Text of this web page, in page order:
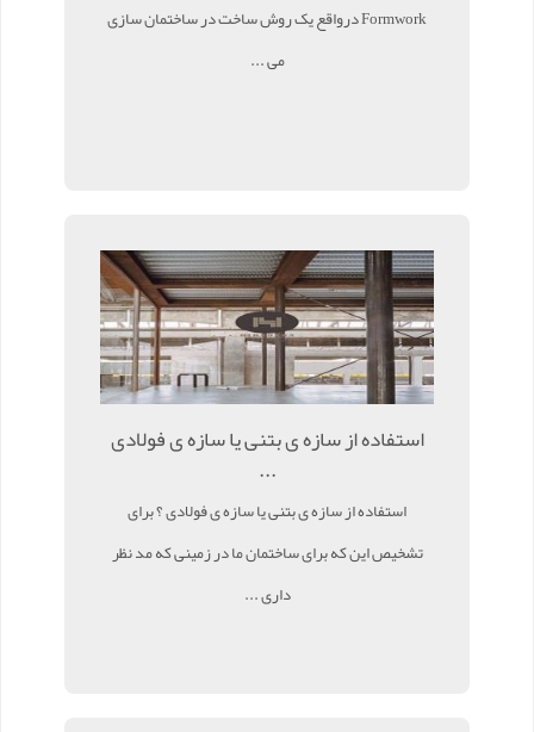
Formwork درواقع یک روش ساخت در ساختمان سازی
می ...
استفاده از سازه ی بتنی یا سازه ی فولادی
...
استفاده از سازه ی بتنی یا سازه ی فولادی ؟ برای
تشخیص این که برای ساختمان ما در زمینی که مد نظر
داری ...